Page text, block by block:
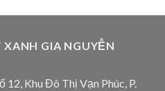
XANH GIA NGUYỄN
12, Khu Đô Thị Vạn Phúc, P.